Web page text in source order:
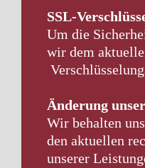
SSL-
Um die
wir dem
Änderung
Wir behalten
den aktuellen
unserer